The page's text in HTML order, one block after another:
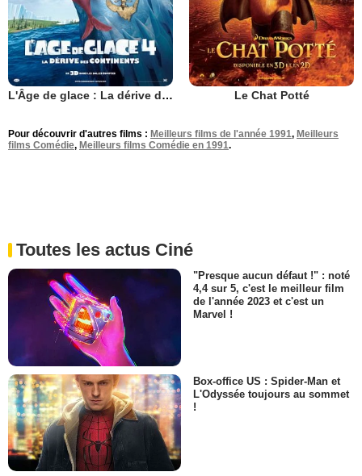
L'Âge de glace : La dérive des continents Le Chat Potté
Pour découvrir d'autres films : Meilleurs films de l'année 1991, Meilleurs
films Comédie, Meilleurs films Comédie en 1991.
Toutes les actus Ciné
"Presque aucun défaut !" : noté
4,4 sur 5, c'est le meilleur film
de l'année 2023 et c'est un
Marvel !
Box-office US : Spider-Man et
L'Odyssée toujours au sommet
!